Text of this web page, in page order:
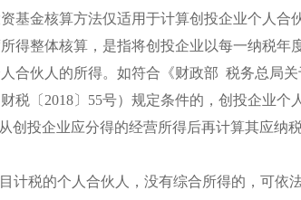
金核算方法仅适用于计算创投企业个人合伙
整体核算，是指将创投企业以每一纳税年
合伙人的所得。如符合《财政部 税务总局
税〔2018〕55号）规定条件的，创投企业个
创投企业应分得的经营所得后再计算其应纳
税的个人合伙人，没有综合所得的，可依